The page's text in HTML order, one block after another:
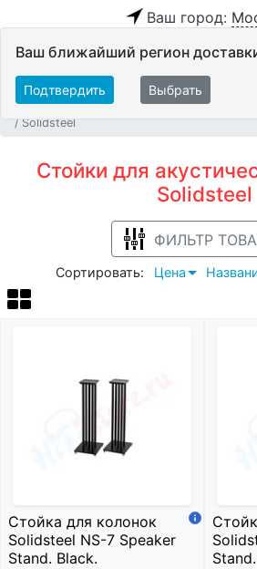
Ваш город:
Ваш ближайший регион
Подтвердить Выбрать
Стойки для
Solidsteel
Стойки для
Solidsteel
ФИЛЬТР
Сортировать: Цена
Стойка для колонок
Solidsteel NS-7 Speaker
Stand. Black.